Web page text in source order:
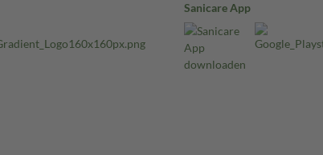
Sanicare App